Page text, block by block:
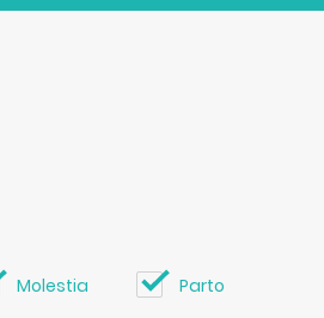
Molestia Parto